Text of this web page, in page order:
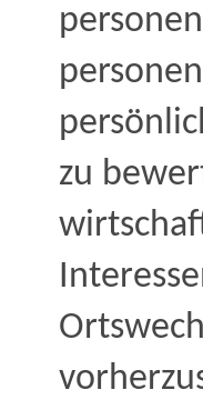
zu